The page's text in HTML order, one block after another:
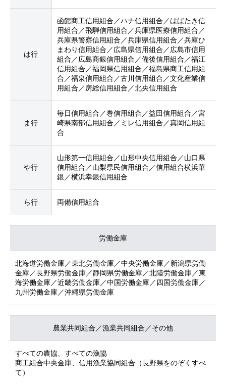
は行
函館商工信用組合／ハナ信用組合／はばたき信
用組合／飛騨信用組合／兵庫県医療信用組合／
兵庫県警察信用組合／兵庫県信用組合／兵庫ひ
まわり信用組合／広島県信用組合／広島市信用
組合／広島商銀信用組合／備後信用組合／福江
信用組合／福岡県信用組合／福島県商工信用組
合／福泉信用組合／古川信用組合／文化産業信
用組合／房総信用組合／北央信用組合
ま行
毎日信用組合／巻信用組合／益田信用組合／宮
崎県南部信用組合／ミレ信用組合／真岡信用組
合
や行
山形第一信用組合／山形中央信用組合／山口県
信用組合／山梨県民信用組合／信用組合横浜華
銀／横浜幸銀信用組合
ら行 両備信用組合
労働金庫
北海道労働金庫／東北労働金庫／中央労働金庫／新潟県労働
金庫／長野県労働金庫／静岡県労働金庫／北陸労働金庫／東
海労働金庫／近畿労働金庫／中国労働金庫／四国労働金庫／
九州労働金庫／沖縄県労働金庫
農業共同組合／漁業共同組合／その他
すべての農協、すべての漁協
商工組合中央金庫、信用漁業協同組合（長野県をのぞくすべ
て）